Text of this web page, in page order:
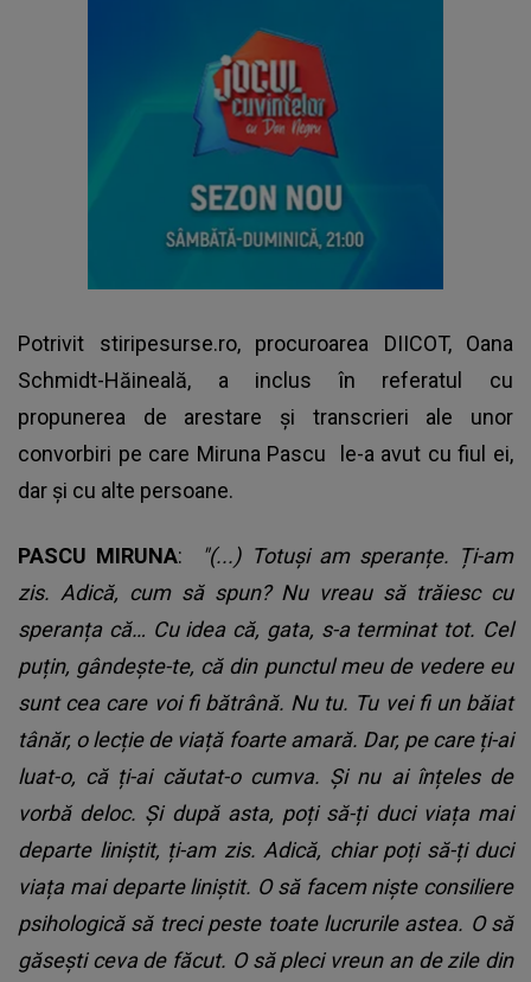
Potrivit stiripesurse.ro, procuroarea DIICOT, Oana
Schmidt-Hăineală, a inclus în referatul cu
propunerea de arestare și transcrieri ale unor
convorbiri pe care Miruna Pascu
le-a avut cu fiul ei,
dar și cu alte persoane.
PASCU MIRUNA:
"(...) Totuși am speranțe. Ți-am
zis. Adică, cum să spun? Nu vreau să trăiesc cu
speranța că… Cu idea că, gata, s-a terminat tot. Cel
puțin, gândește-te, că din punctul meu de vedere eu
sunt cea care voi fi bătrână. Nu tu. Tu vei fi un băiat
tânăr, o lecție de viață foarte amară. Dar, pe care ți-ai
luat-o, că ți-ai căutat-o cumva. Și nu ai înțeles de
vorbă deloc. Și după asta, poți să-ți duci viața mai
departe liniștit, ți-am zis. Adică, chiar poți să-ți duci
viața mai departe liniștit. O să facem niște consiliere
psihologică să treci peste toate lucrurile astea. O să
găsești ceva de făcut. O să pleci vreun an de zile din